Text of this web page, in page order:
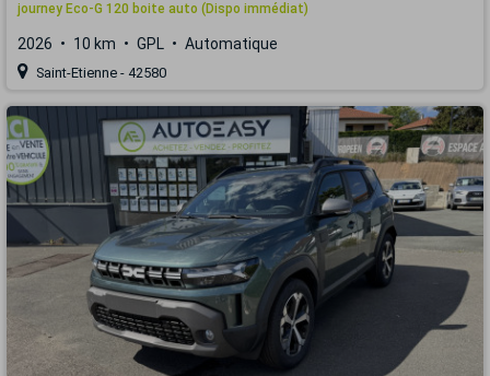
journey Eco-G 120 boite auto (Dispo immédiat)
2026 10 km GPL Automatique
Saint-Etienne - 42580